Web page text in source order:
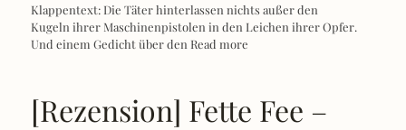
Klappentext: Die Täter hinterlassen nichts außer den
Kugeln ihrer Maschinenpistolen in den Leichen ihrer Opfer.
Und einem Gedicht über den Read more
[Rezension] Fette Fee –